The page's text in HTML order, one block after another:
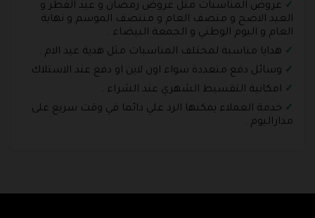
عروض المناسبات مثل عروض رمضان و عيد الفطر و
العيد الاضح و متصف العام و منتصف الموسم و نهاية
العام و اليوم الوطني و الجمعة البيضاء .
هدايا مناسبة لمختلف المناسبات مثل هدية عيد الام .
وسائل دفع متعددة سواء اون لاين او دفع عند الاستلاك .
امكانية التقسيط الشهري عند الشراء .
خدمة العملاء يمكنها الرد علي دائما في وقت سريع على
مداراليوم .